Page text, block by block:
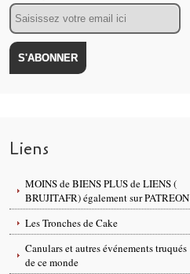
Email
Liens
MOINS de BIENS PLUS de LIENS (
BRUJITAFR) également sur PATREON
Les Tronches de Cake
Canulars et autres événements truqués
de ce monde